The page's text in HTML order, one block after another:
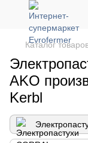
Каталог
AKO
Kerbl